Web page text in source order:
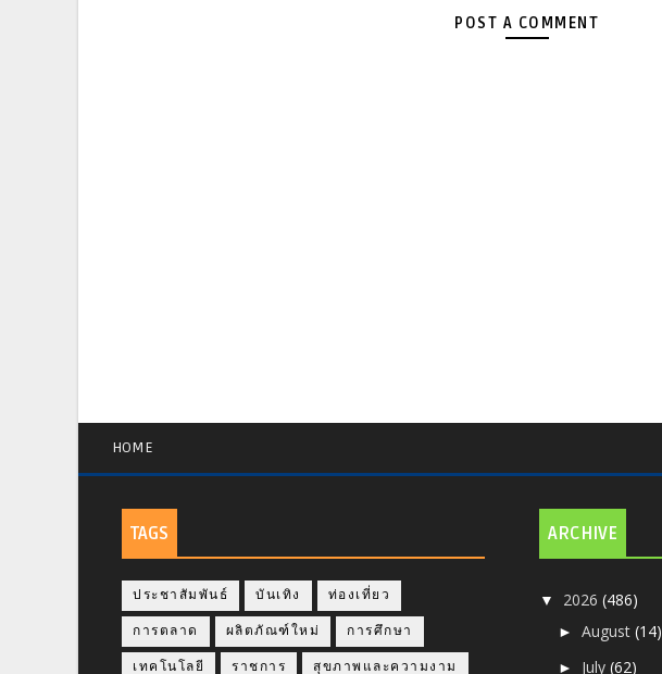
POST A COMMENT
HOME
TAGS
ประชาสัมพันธ์ บันเทิง ท่องเที่ยว
การตลาด ผลิตภัณฑ์ใหม่ การศึกษา
เทคโนโลยี ราชการ สุขภาพและความงาม
ARCHIVE
▼ 2026(486)
►August(14)
► July(62)